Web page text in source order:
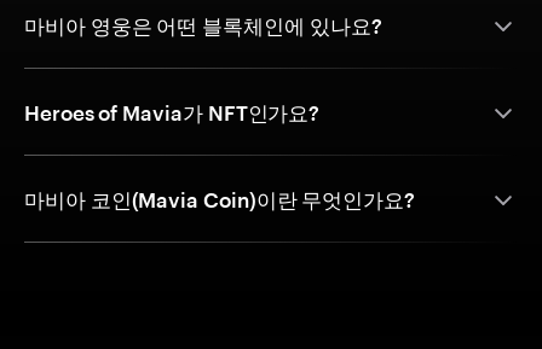
마비아 영웅은 어떤 블록체인에 있나요?
Heroes of Mavia가 NFT인가요?
마비아 코인(Mavia Coin)이란 무엇인가요?